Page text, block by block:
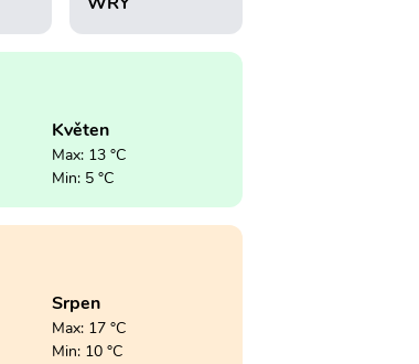
Květen
Max: 13 °C
Min: 5 °C
Srpen
Max: 17 °C
Min: 10 °C